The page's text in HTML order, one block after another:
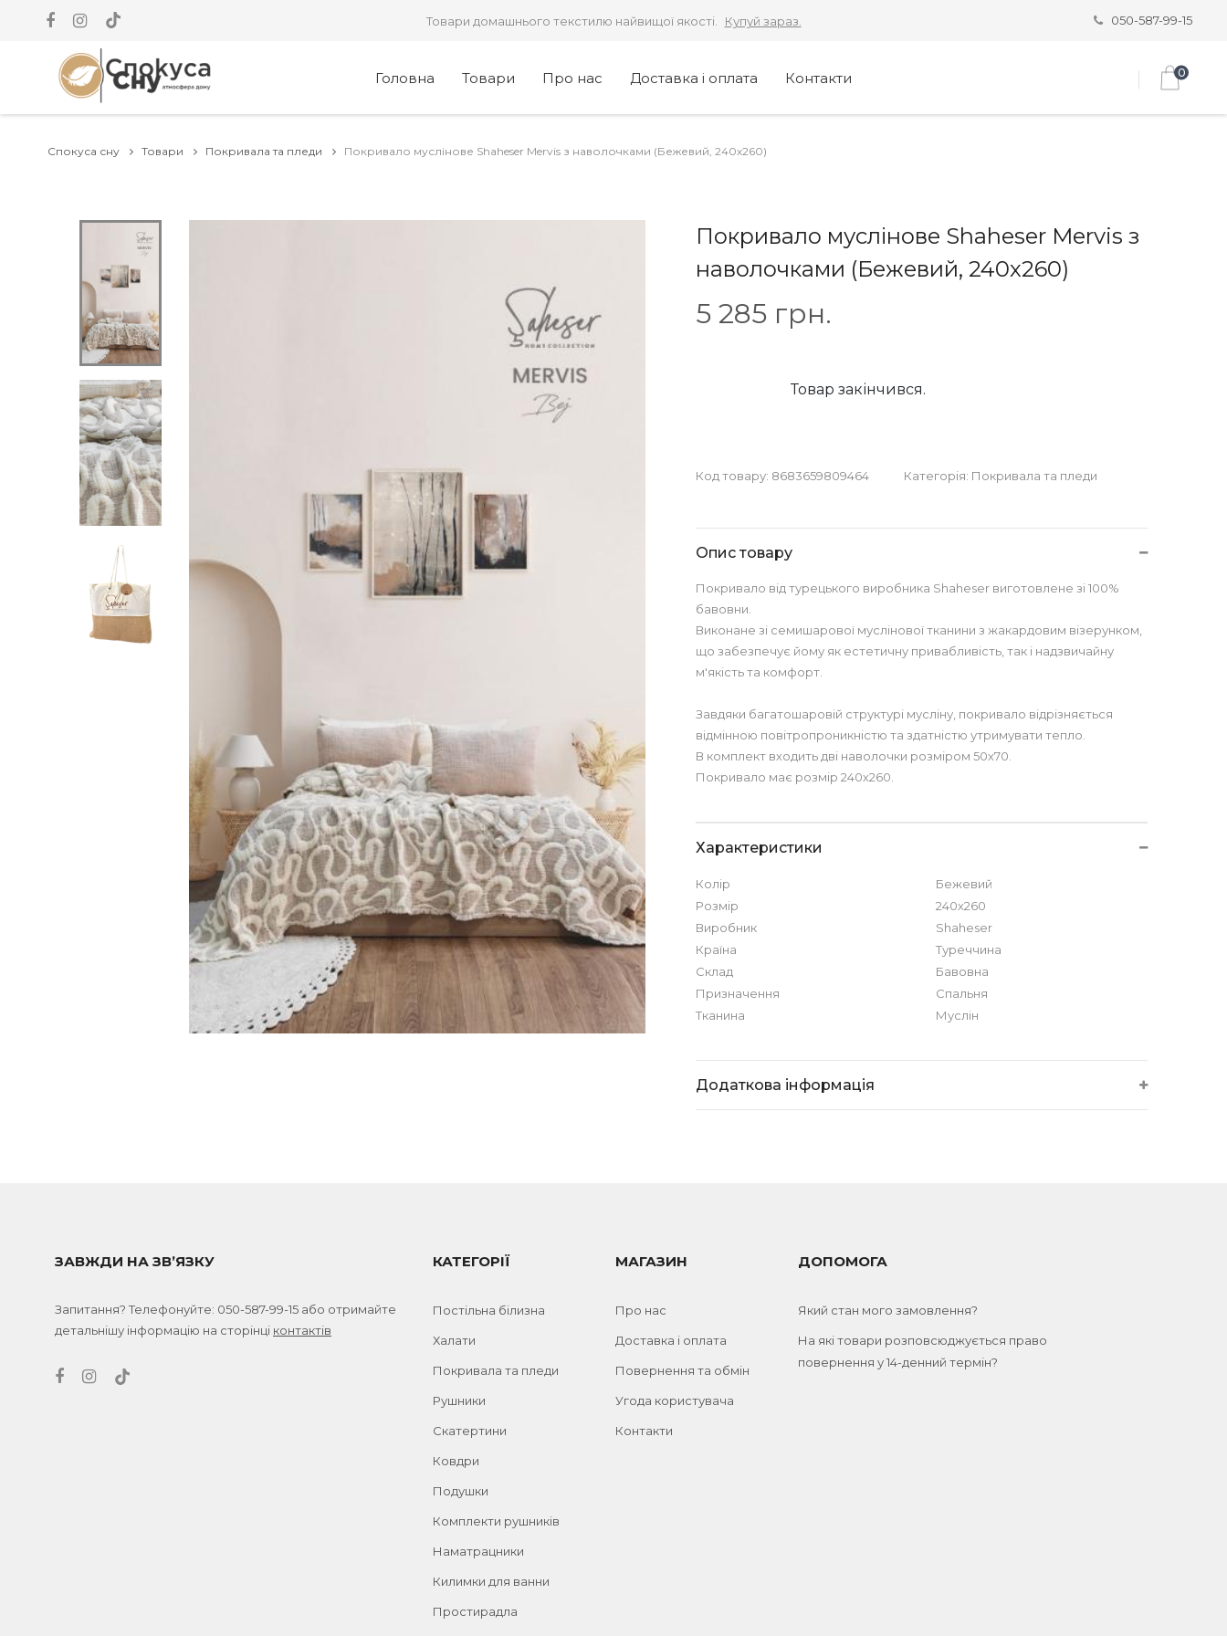
Товари домашнього текстилю найвищої якості. Купуй зараз. 050-587-99-15
Головна Товари Про нас Доставка і оплата Контакти 0
Спокуса сну Товари Покривала та пледи Покривало муслінове Shaheser Mervis з наволочками (Бежевий, 240х260)
Покривало муслінове Shaheser Mervis з
наволочками (Бежевий, 240х260)
5 285 грн.
Товар закінчився.
Код товару: 8683659809464 Категорія: Покривала та пледи
Опис товару
Покривало від турецького виробника Shaheser виготовлене зі 100%
бавовни.
Виконане зі семишарової муслінової тканини з жакардовим візерунком,
що забезпечує йому як естетичну привабливість, так і надзвичайну
м'якість та комфорт.
Завдяки багатошаровій структурі мусліну, покривало відрізняється
відмінною повітропроникністю та здатністю утримувати тепло.
В комплект входить дві наволочки розміром 50х70.
Покривало має розмір 240х260.
Характеристики
Колір
Бежевий
Розмір
240х260
Виробник
Shaheser
Країна
Туреччина
Склад
Бавовна
Призначення
Спальня
Тканина
Муслін
Додаткова інформація
ЗАВЖДИ НА ЗВ’ЯЗКУ
Запитання? Телефонуйте: 050-587-99-15 або отримайте
детальнішу інформацію на сторінці контактів
КАТЕГОРІЇ
Постільна білизна
Халати
Покривала та пледи
Рушники
Скатертини
Ковдри
Подушки
Комплекти рушників
Наматрацники
Килимки для ванни
Простирадла
МАГАЗИН
Про нас
Доставка і оплата
Повернення та обмін
Угода користувача
Контакти
ДОПОМОГА
Який стан мого замовлення?
На які товари розповсюджується право
повернення у 14-денний термін?